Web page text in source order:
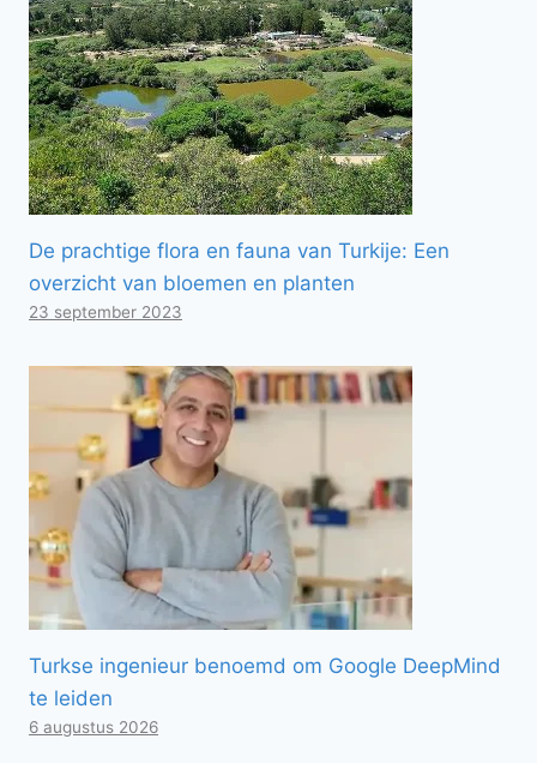
De prachtige flora en fauna van Turkije: Een
overzicht van bloemen en planten
23 september 2023
Turkse ingenieur benoemd om Google DeepMind
te leiden
6 augustus 2026